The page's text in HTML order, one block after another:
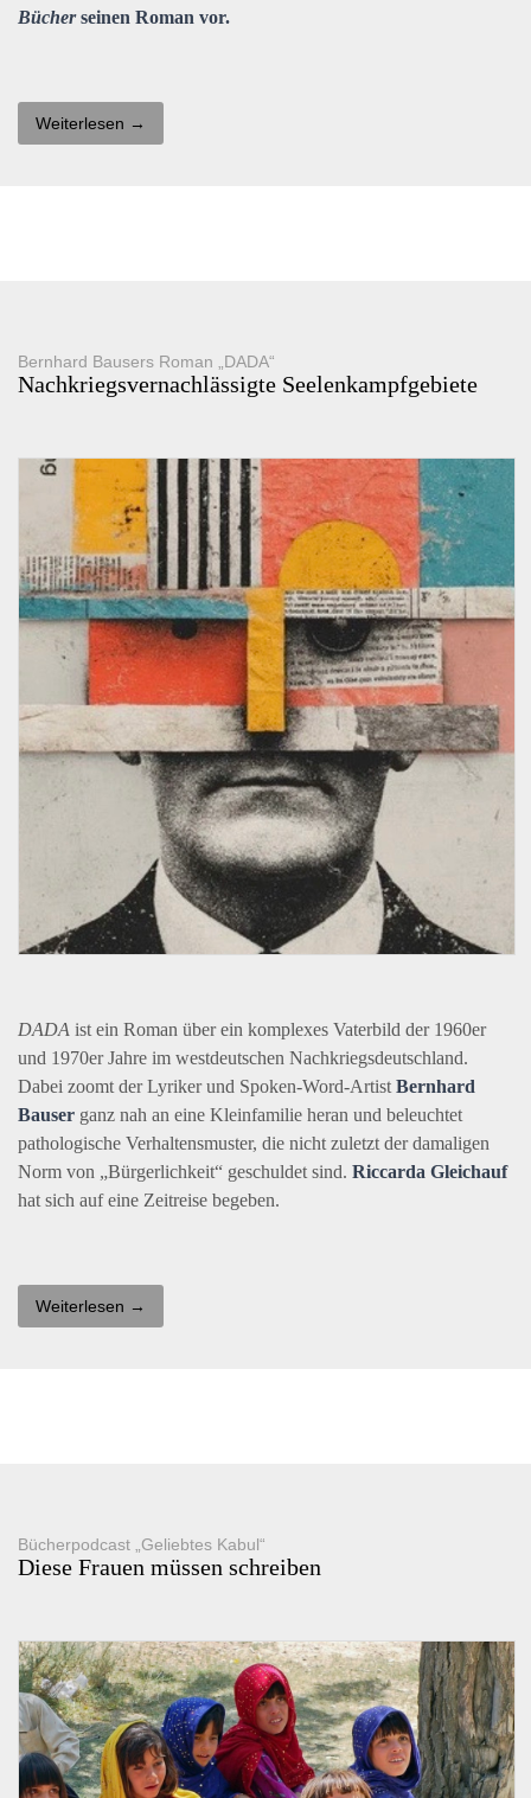
Bücherseinen Roman vor.
Weiterlesen →
Bernhard Bausers Roman „DADA“
Nachkriegsvernachlässigte Seelenkampfgebiete
DADA ist ein Roman über ein komplexes Vaterbild der 1960er
und 1970er Jahre im westdeutschen Nachkriegsdeutschland.
Dabei zoomt der Lyriker und Spoken-Word-Artist Bernhard
Bauser ganz nah an eine Kleinfamilie heran und beleuchtet
pathologische Verhaltensmuster, die nicht zuletzt der damaligen
Norm von „Bürgerlichkeit“ geschuldet sind. Riccarda Gleichauf
hat sich auf eine Zeitreise begeben.
Weiterlesen →
Bücherpodcast „Geliebtes Kabul“
Diese Frauen müssen schreiben